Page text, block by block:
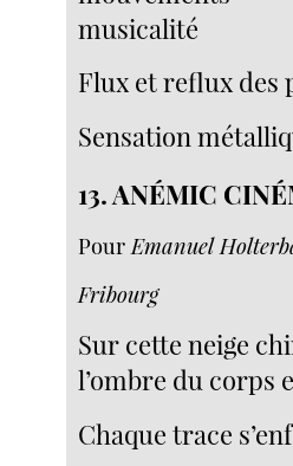
musicalité
Flux et reflux des
Sensation
13. ANÉMIC
PourEmanuel
Fribourg
Sur cette neige
l’ombre du corps
Chaque trace